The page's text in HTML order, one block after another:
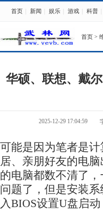
首页 新闻 娱乐 游戏 科普
首页 >
华硕、联想、戴
2025-12-29 17:04:59
可能是因为笔者是
居、亲朋好友的电
的电脑都数不清了
问题了，但是安装
入BIOS设置U盘启